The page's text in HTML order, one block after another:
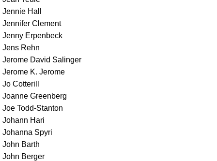
Jennie Hall
Jennifer Clement
Jenny Erpenbeck
Jens Rehn
Jerome David Salinger
Jerome K. Jerome
Jo Cotterill
Joanne Greenberg
Joe Todd-Stanton
Johann Hari
Johanna Spyri
John Barth
John Berger